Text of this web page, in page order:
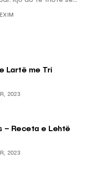
Lartë me Tri
2023
– Receta e Lehtë
2023